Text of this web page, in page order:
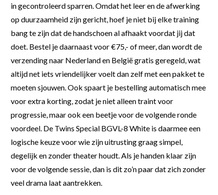
in gecontroleerd sparren. Omdat het leer en de afwerking
op duurzaamheid zijn gericht, hoef je niet bij elke training
bang te zijn dat de handschoen al afhaakt voordat jij dat
doet. Bestel je daarnaast voor €75,- of meer, dan wordt de
verzending naar Nederland en België gratis geregeld, wat
altijd net iets vriendelijker voelt dan zelf met een pakket te
moeten sjouwen. Ook spaart je bestelling automatisch mee
voor extra korting, zodat je niet alleen traint voor
progressie, maar ook een beetje voor de volgende ronde
voordeel. De Twins Special BGVL-8 White is daarmee een
logische keuze voor wie zijn uitrusting graag simpel,
degelijk en zonder theater houdt. Als je handen klaar zijn
voor de volgende sessie, dan is dit zo’n paar dat zich zonder
veel drama laat aantrekken.